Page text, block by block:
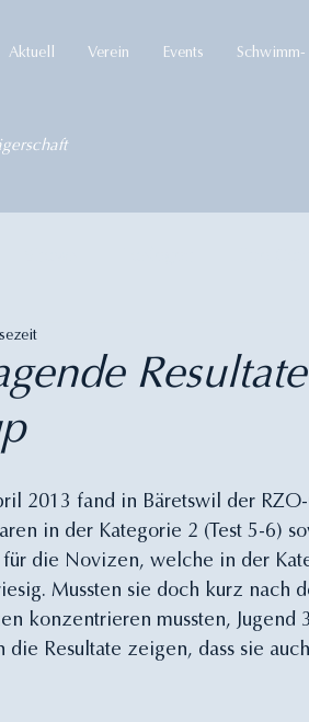
Aktuell Verein Events
2013 fand in Bäretswil der
in der Kategorie 2 (Test 5-6)
für die Novizen, welche in der
Mussten sie doch kurz nach
konzentrieren mussten, Jugend
die Resultate zeigen, dass sie